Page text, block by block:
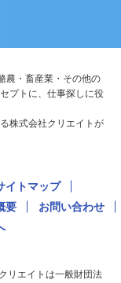
農・畜産業・その他の
プトに、仕事探しに役
株式会社クリエイトが
イトマップ
要
お問い合わせ
リエイトは一般財団法